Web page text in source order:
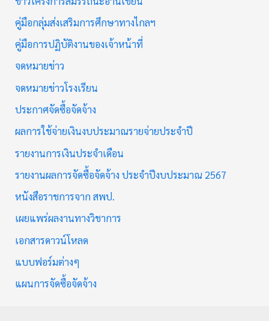
คู่มือกลุ่มส่งเสริมการศึกษาทางไกลฯ
คู่มือการปฏิบัติงานของเจ้าหน้าที่
จดหมายข่าว
จดหมายข่าวโรงเรียน
ประกาศจัดซื้อจัดจ้าง
ผลการใช้จ่ายเงินงบประมาณรายจ่ายประจำปี
รายงานการเงินประจำเดือน
รายงานผลการจัดซื้อจัดจ้าง ประจำปีงบประมาณ 2567
หนังสือราชการจาก สพป.
เผยแพร่ผลงานทางวิชาการ
เอกสารดาวน์โหลด
แบบฟอร์มต่างๆ
แผนการจัดซื้อจัดจ้าง